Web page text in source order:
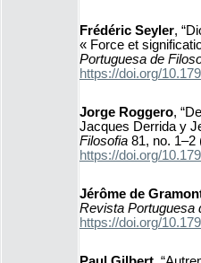
Frédéric Seyler,
« Force et
Portuguesa de
https://doi.org/
Jorge Roggero,
Jacques Derrida y
Filosofia 81, no. 1–2
https://doi.org/
Jérôme de
Revista Portuguesa
https://doi.org/